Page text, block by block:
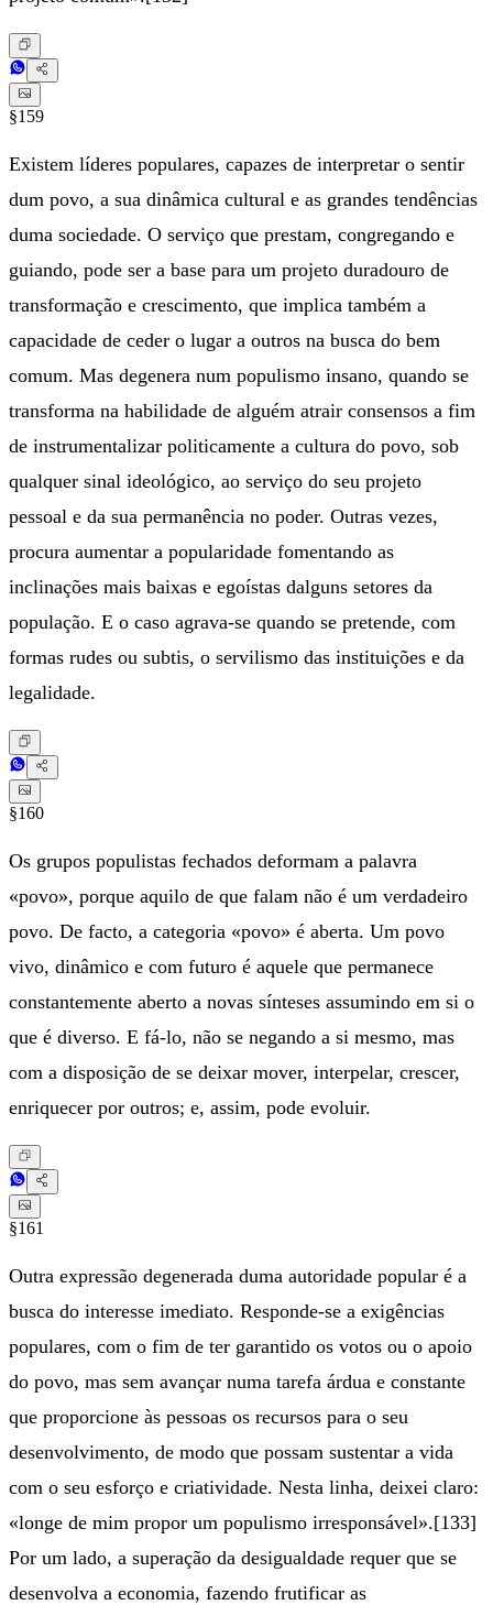
§159
Existem líderes populares, capazes de interpretar o sentir
dum povo, a sua dinâmica cultural e as grandes tendências
duma sociedade. O serviço que prestam, congregando e
guiando, pode ser a base para um projeto duradouro de
transformação e crescimento, que implica também a
capacidade de ceder o lugar a outros na busca do bem
comum. Mas degenera num populismo insano, quando se
transforma na habilidade de alguém atrair consensos a fim
de instrumentalizar politicamente a cultura do povo, sob
qualquer sinal ideológico, ao serviço do seu projeto
pessoal e da sua permanência no poder. Outras vezes,
procura aumentar a popularidade fomentando as
inclinações mais baixas e egoístas dalguns setores da
população. E o caso agrava-se quando se pretende, com
formas rudes ou subtis, o servilismo das instituições e da
legalidade.
§160
Os grupos populistas fechados deformam a palavra
«povo», porque aquilo de que falam não é um verdadeiro
povo. De facto, a categoria «povo» é aberta. Um povo
vivo, dinâmico e com futuro é aquele que permanece
constantemente aberto a novas sínteses assumindo em si o
que é diverso. E fá-lo, não se negando a si mesmo, mas
com a disposição de se deixar mover, interpelar, crescer,
enriquecer por outros; e, assim, pode evoluir.
§161
Outra expressão degenerada duma autoridade popular é a
busca do interesse imediato. Responde-se a exigências
populares, com o fim de ter garantido os votos ou o apoio
do povo, mas sem avançar numa tarefa árdua e constante
que proporcione às pessoas os recursos para o seu
desenvolvimento, de modo que possam sustentar a vida
com o seu esforço e criatividade. Nesta linha, deixei claro:
«longe de mim propor um populismo irresponsável».[133]
Por um lado, a superação da desigualdade requer que se
desenvolva a economia, fazendo frutificar as